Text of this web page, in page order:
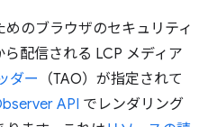
のブラウザのセキュリティ
配信される LCP メディア
ダー （TAO）が指定されて
API でレンダリング